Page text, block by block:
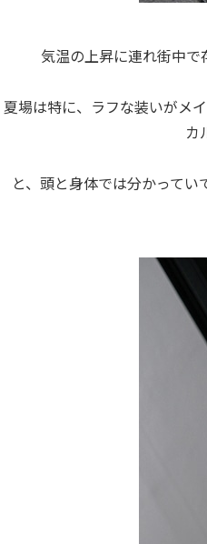
気温の上昇に連れ街中で
夏場は特に、ラフな装いがメ
カ
と、頭と身体では分かって